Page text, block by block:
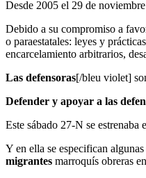
Desde 2005 el 29 de
Debido a su compromiso a
o paraestatales: leyes y
encarcelamiento arbitrarios,
Las defensoras[/bleu violet]
Defender y apoyar a las
Este sábado 27-N se
Y en ella se especifican
migrantes marroquís obreras